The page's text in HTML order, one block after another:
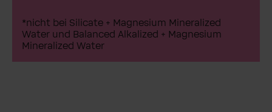
*nicht bei Silicate + Magnesium Mineralized
Water und Balanced Alkalized + Magnesium
Mineralized Water